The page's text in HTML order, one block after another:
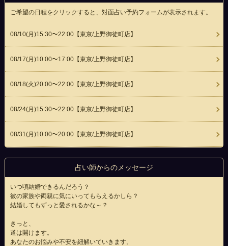
ご希望の日程をクリックすると、対面占い予約フォームが表示されます。
08/10(月 )15:30〜22:00【東京/上野御徒町店】
08/17(月 )10:00〜17:00【東京/上野御徒町店】
08/18(火)20:00〜22:00【東京/上野御徒町店】
08/24(月 )15:30〜22:00【東京/上野御徒町店】
08/31(月 )10:00〜20:00【東京/上野御徒町店】
占い師からのメッセージ
いつ頃結婚できるんだろう？
彼の家族や両親に気にいってもらえるかしら？
結婚してもずっと愛されるかな～？
きっと、
道は開けます。
あなたのお悩みや不安を紐解いていきます。